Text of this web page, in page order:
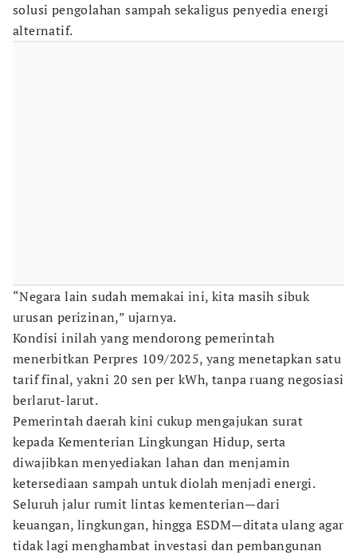
solusi pengolahan sampah sekaligus penyedia energi
alternatif.
“Negara lain sudah memakai ini, kita masih sibuk
urusan perizinan,” ujarnya.
Kondisi inilah yang mendorong pemerintah
menerbitkan Perpres 109/2025, yang menetapkan satu
tarif final, yakni 20 sen per kWh, tanpa ruang negosiasi
berlarut-larut.
Pemerintah daerah kini cukup mengajukan surat
kepada Kementerian Lingkungan Hidup, serta
diwajibkan menyediakan lahan dan menjamin
ketersediaan sampah untuk diolah menjadi energi.
Seluruh jalur rumit lintas kementerian—dari
keuangan, lingkungan, hingga ESDM—ditata ulang agar
tidak lagi menghambat investasi dan pembangunan